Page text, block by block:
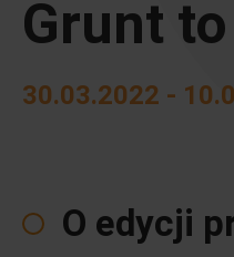
Grunt
30.03.2022 -
O edycji